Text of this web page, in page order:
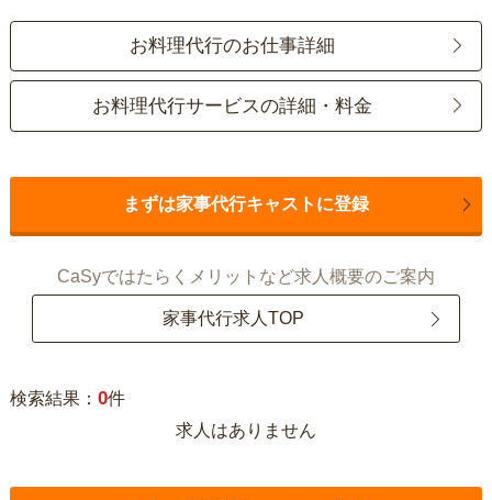
お料理代行のお仕事詳細
お料理代行サービスの詳細・料金
まずは家事代行キャストに登録
CaSyではたらくメリットなど求人概要のご案内
家事代行求人TOP
検索結果： 0件
求人はありません